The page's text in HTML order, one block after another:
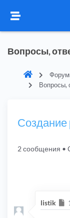
Вопросы,
Вопросы,
Создание
2 сообщения •
listik